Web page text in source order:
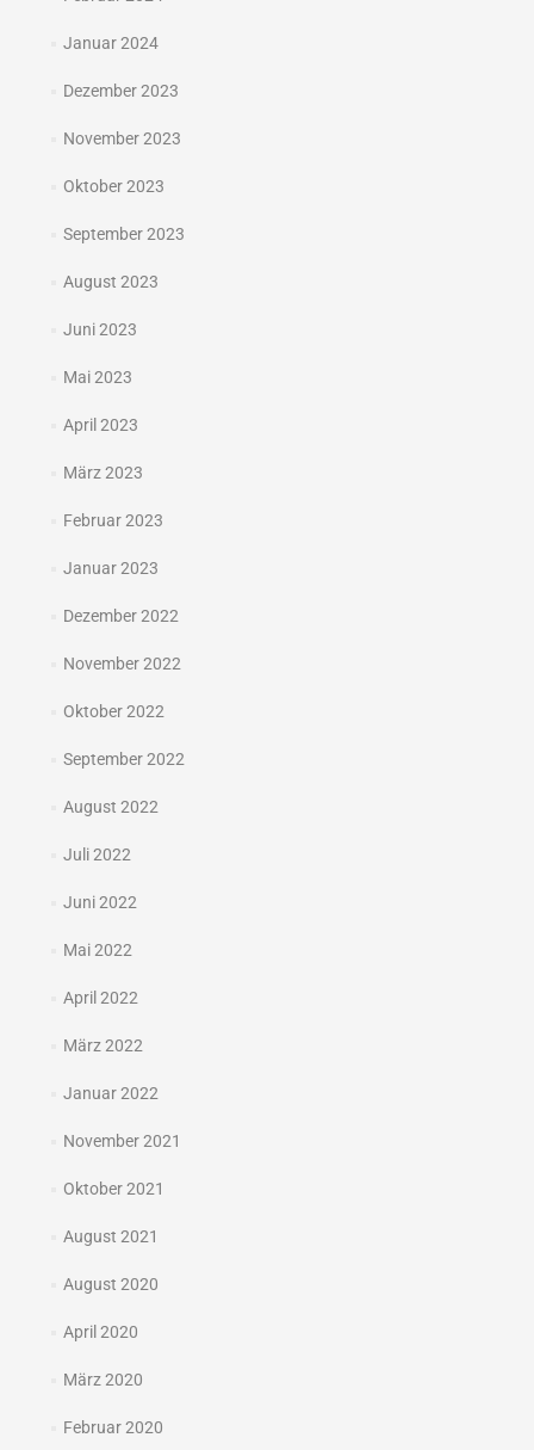
Januar 2024
Dezember 2023
November 2023
Oktober 2023
September 2023
August 2023
Juni 2023
Mai 2023
April 2023
März 2023
Februar 2023
Januar 2023
Dezember 2022
November 2022
Oktober 2022
September 2022
August 2022
Juli 2022
Juni 2022
Mai 2022
April 2022
März 2022
Januar 2022
November 2021
Oktober 2021
August 2021
August 2020
April 2020
März 2020
Februar 2020